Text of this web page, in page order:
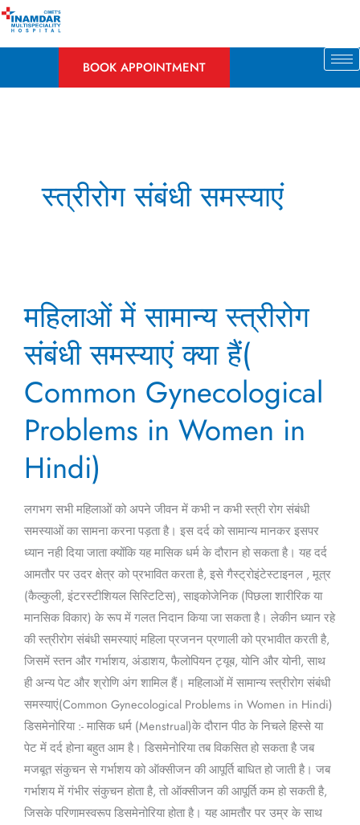
Skip
BOOK APPOINTMENT
स्त्रीरोग संबंधी समस्याएं
महिलाओं में सामान्य स्त्रीरोग
संबंधी समस्याएं क्या हैं(
Common Gynecological
Problems in Women in
Hindi)
लगभग सभी महिलाओं को अपने जीवन में कभी न कभी स्त्री रोग संबंधी
समस्याओं का सामना करना पड़ता है। इस दर्द को सामान्य मानकर इसपर
ध्यान नही दिया जाता क्योंकि यह मासिक धर्म के दौरान हो सकता है। यह दर्द
आमतौर पर उदर क्षेत्र को प्रभावित करता है, इसे गैस्ट्रोइंटेस्टाइनल , मूत्र
(कैल्कुली, इंटरस्टीशियल सिस्टिटिस), साइकोजेनिक (पिछला शारीरिक या
मानसिक विकार) के रूप में गलत निदान किया जा सकता है। लेकीन ध्यान रहे
की स्त्रीरोग संबंधी समस्याएं महिला प्रजनन प्रणाली को प्रभावीत करती है,
जिसमें स्तन और गर्भाशय, अंडाशय, फैलोपियन ट्यूब, योनि और योनी, साथ
ही अन्य पेट और श्रोणि अंग शामिल हैं। महिलाओं में सामान्य स्त्रीरोग संबंधी
समस्याएं(Common Gynecological Problems in Women in Hindi)
डिसमेनोरिया :- मासिक धर्म (Menstrual)के दौरान पीठ के निचले हिस्से या
पेट में दर्द होना बहुत आम है। डिसमेनोरिया तब विकसित हो सकता है जब
मजबूत संकुचन से गर्भाशय को ऑक्सीजन की आपूर्ति बाधित हो जाती है। जब
गर्भाशय में गंभीर संकुचन होता है, तो ऑक्सीजन की आपूर्ति कम हो सकती है,
जिसके परिणामस्वरूप डिसमेनोरिया होता है। यह आमतौर पर उम्र के साथ
में
सामान्य
स्त्रीरोग
समस्याएं
क्या
हैं(
Common
Gynecological
Problems
in
Women
in
Hindi)